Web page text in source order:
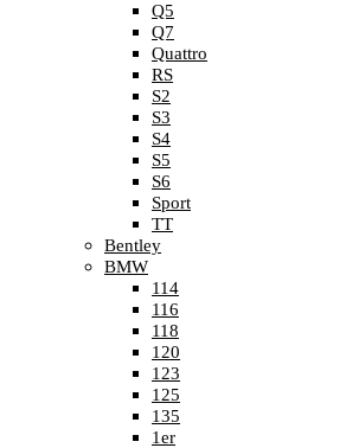
Q5
Q7
Quattro
RS
S2
S3
S4
S5
S6
Sport
TT
Bentley
BMW
114
116
118
120
123
125
135
1er